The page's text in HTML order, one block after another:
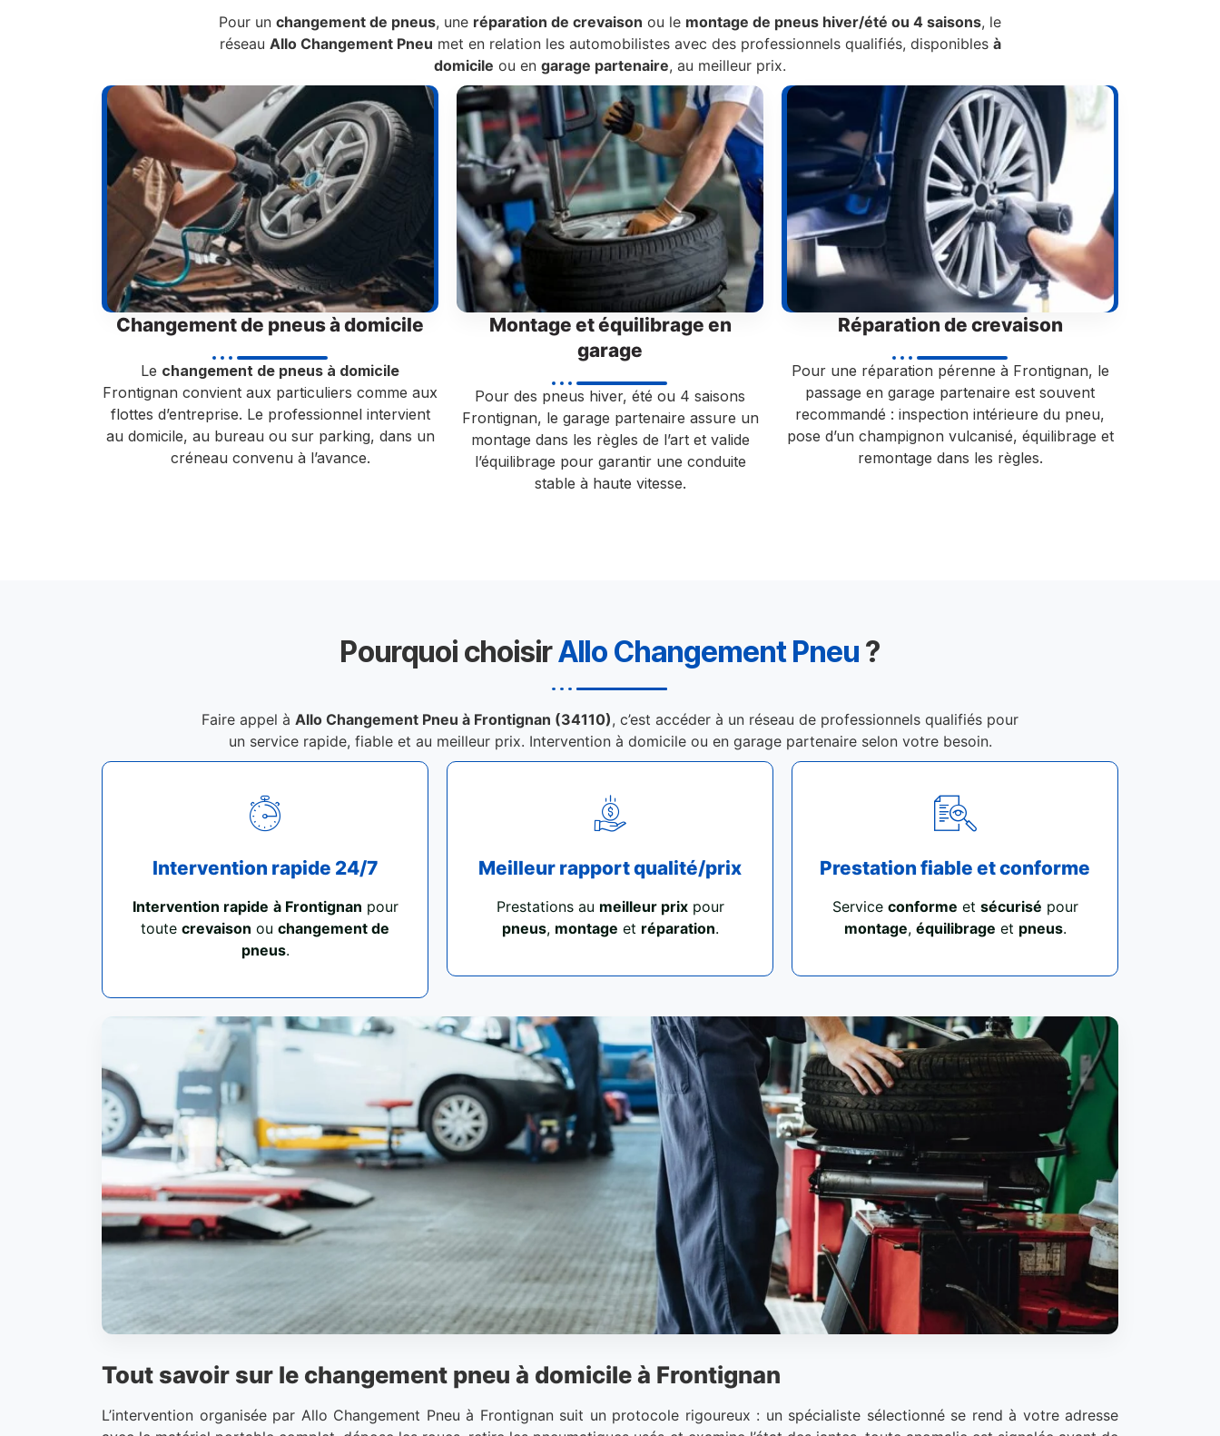
Pour un changement de pneus, une réparation de crevaison ou le montage de pneus hiver/été ou 4 saisons, le
réseau Allo Changement Pneu met en relation les automobilistes avec des professionnels qualifiés, disponibles à
domicile ou en garage partenaire, au meilleur prix.
Changement de pneus à domicile
Le changement de pneus à domicile
Frontignan convient aux particuliers comme aux
flottes d’entreprise. Le professionnel intervient
au domicile, au bureau ou sur parking, dans un
créneau convenu à l’avance.
Montage et équilibrage en
garage
Pour des pneus hiver, été ou 4 saisons
Frontignan, le garage partenaire assure un
montage dans les règles de l’art et valide
l’équilibrage pour garantir une conduite
stable à haute vitesse.
Réparation de crevaison
Pour une réparation pérenne à Frontignan, le
passage en garage partenaire est souvent
recommandé : inspection intérieure du pneu,
pose d’un champignon vulcanisé, équilibrage et
remontage dans les règles.
Pourquoi choisirAllo Changement Pneu ?
Faire appel à Allo Changement Pneu à Frontignan (34110), c’est accéder à un réseau de professionnels qualifiés pour
un service rapide, fiable et au meilleur prix. Intervention à domicile ou en garage partenaire selon votre besoin.
Intervention rapide 24/7
Intervention rapide à Frontignan pour
toute crevaison ou changement de
pneus.
Meilleur rapport qualité/prix
Prestations au meilleur prixpour
pneus, montage et réparation.
Prestation fiable et conforme
Service conforme et sécurisé pour
montage, équilibrage et pneus.
Tout savoir sur le changement pneu à domicile à Frontignan
L’intervention organisée par Allo Changement Pneu à Frontignan suit un protocole rigoureux : un spécialiste sélectionné se rend à votre adresse